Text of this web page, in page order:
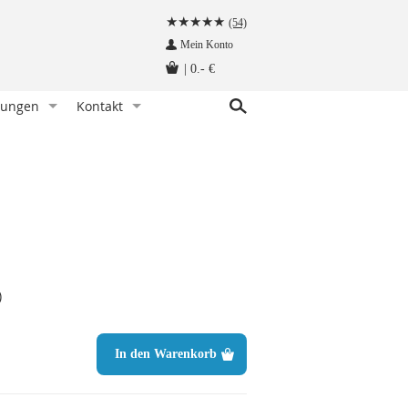
(54)
Mein Konto
0.- €
tragen - wann und zu welchem Anlass
aufbewahren - so geht‘s richtig
- wie werden sie getragen
- wie werden sie getragen
Kontakt
In den Warenkorb